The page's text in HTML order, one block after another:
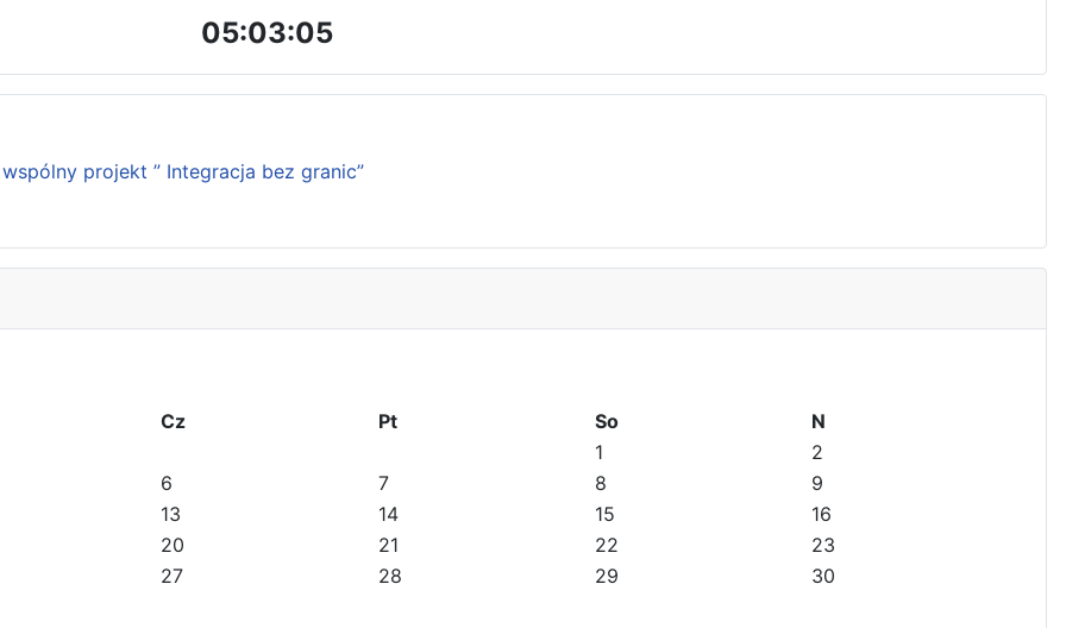
05:03:06
projekt ” Integracja bez granic”
Cz Pt So
N
1
2
6
7 8
9
13
14 15
16
20
21 22
23
27
28 29 30